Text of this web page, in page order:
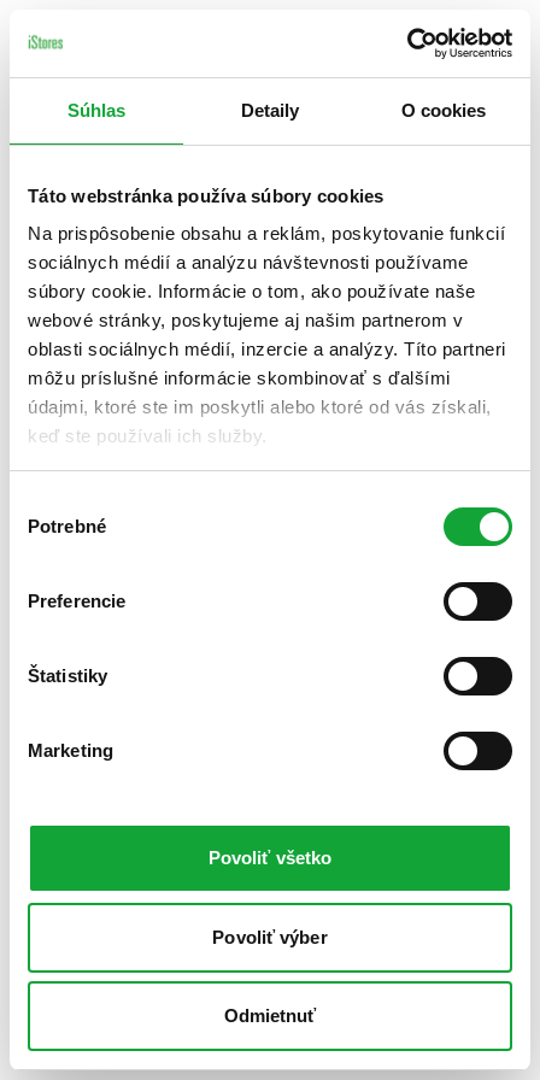
Súhlas Detaily O cookies
Táto webstránka používa súbory cookies
Na prispôsobenie obsahu a reklám, poskytovanie funkcií
sociálnych médií a analýzu návštevnosti používame
súbory cookie. Informácie o tom, ako používate naše
webové stránky, poskytujeme aj našim partnerom v
oblasti sociálnych médií, inzercie a analýzy. Títo partneri
môžu príslušné informácie skombinovať s ďalšími
údajmi, ktoré ste im poskytli alebo ktoré od vás získali,
keď ste používali ich služby.
súhlasu
Potrebné
Preferencie
Štatistiky
Marketing
Povoliť všetko
Povoliť výber
Odmietnuť